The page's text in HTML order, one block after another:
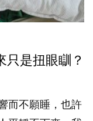
只是扭眼瞓？
而不願睡，也許